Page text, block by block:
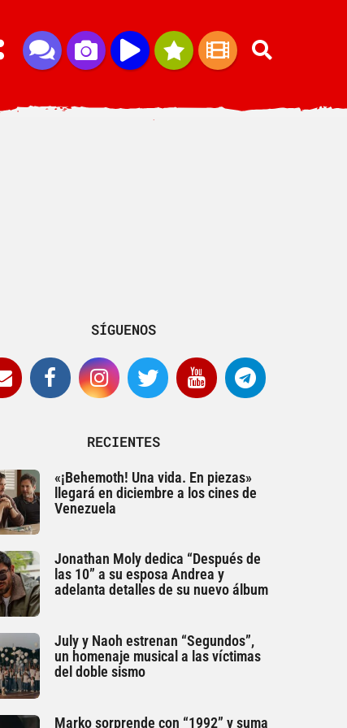
SÍGUENOS
RECIENTES
«¡Behemoth! Una vida. En piezas»
llegará en diciembre a los cines de
Venezuela
Jonathan Moly dedica “Después de
las 10” a su esposa Andrea y
adelanta detalles de su nuevo álbum
July y Naoh estrenan “Segundos”,
un homenaje musical a las víctimas
del doble sismo
Marko sorprende con “1992” y suma